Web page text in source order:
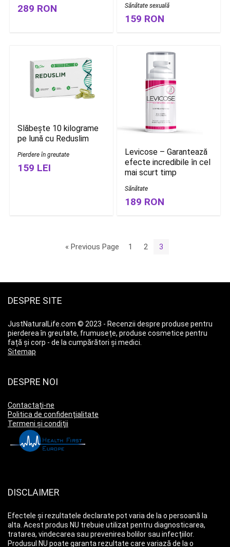
289 RON Sănătate sexuală
159 RON
Slăbește 10 kilograme
pe lună cu Reduslim
Pierdere în greutate
159 LEI
Levicose – Garantează
efecte incredibile în cel
mai scurt timp
Sănătate
189 RON
« Previous Page 1 2 3
DESPRE SITE
JustNaturalLife.com © 2023 - Recenzii despre produse pentru
pierderea în greutate, frumusețe, produse cosmetice pentru
față și corp - de la cumpărători și medici.
Sitemap
DESPRE NOI
Contactați-ne
Politica de confidențialitate
Termeni și condiții
DISCLAIMER
Efectele și rezultatele declarate pot varia de la o persoană la
alta. Acest produs NU trebuie utilizat pentru diagnosticarea,
tratarea, vindecarea sau prevenirea bolilor sau infecțiilor.
Produsul NU poate garanta rezultate care variază de la o